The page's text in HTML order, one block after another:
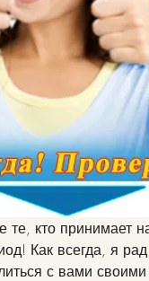
те, кто принимает
Как всегда, я
с вами